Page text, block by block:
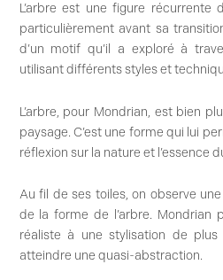
L’arbre est une figure récurrente
particulièrement avant sa
d’un motif qu’il a exploré à
utilisant différents styles et
L’arbre, pour Mondrian, est bien
paysage. C’est une forme qui lui
réflexion sur la nature et l’essence
Au fil de ses toiles, on observe une
de la forme de l’arbre. Mondrian
réaliste à une stylisation de plus
atteindre une quasi-abstraction.